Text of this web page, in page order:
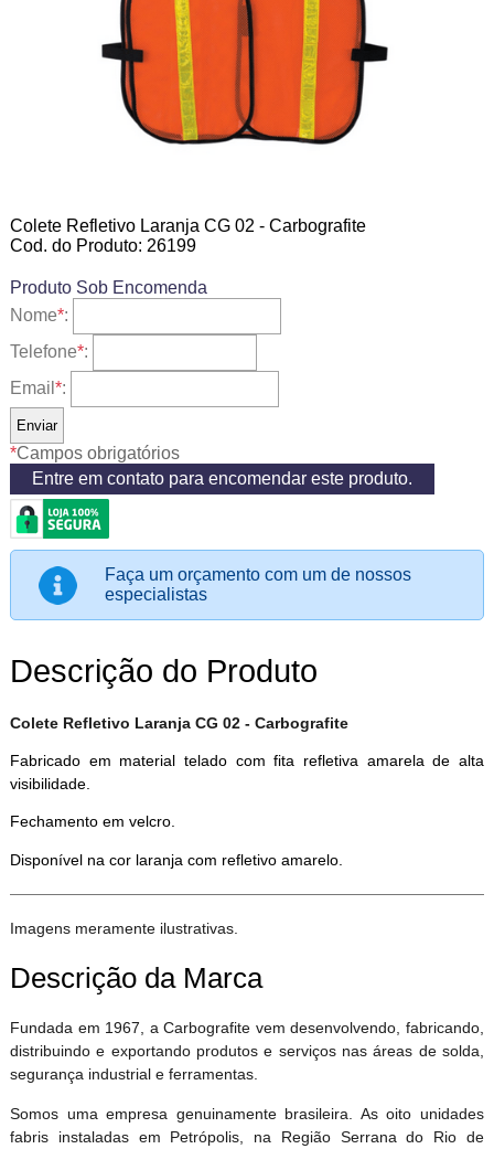
Colete Refletivo Laranja CG 02 - Carbografite
Cod. do Produto: 26199
Produto Sob Encomenda
Nome*:
Telefone*:
Email *:
*Campos obrigatórios
Entre em contato para encomendar este produto.
Faça um orçamento com um de nossos
especialistas
Descrição do Produto
Colete Refletivo Laranja CG 02 - Carbografite
Fabricado em material telado com fita refletiva amarela de alta
visibilidade.
Fechamento em velcro.
Disponível na cor laranja com refletivo amarelo.
Imagens meramente ilustrativas.
Descrição da Marca
Fundada em 1967, a Carbografite vem desenvolvendo, fabricando,
distribuindo e exportando produtos e serviços nas áreas de solda,
segurança industrial e ferramentas.
Somos uma empresa genuinamente brasileira. As oito unidades
fabris instaladas em Petrópolis, na Região Serrana do Rio de